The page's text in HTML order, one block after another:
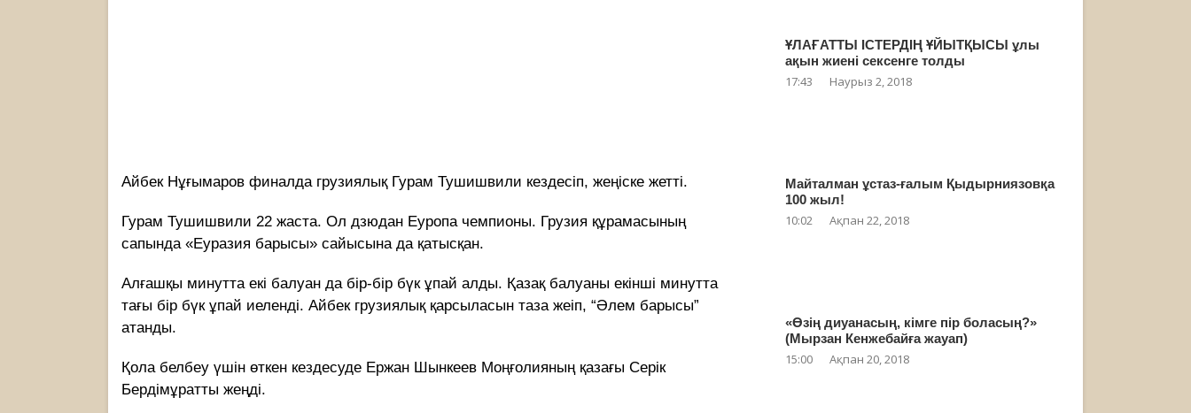
Айбек Нұғымаров финалда грузиялық Гурам Тушишвили кездесіп, жеңіске жетті.
Гурам Тушишвили 22 жаста. Ол дзюдан Еуропа чемпионы. Грузия құрамасының
сапында «Еуразия барысы» сайысына да қатысқан.
Алғашқы минутта екі балуан да бір-бір бүк ұпай алды. Қазақ балуаны екінші минутта
тағы бір бүк ұпай иеленді. Айбек грузиялық қарсыласын таза жеіп, “Әлем барысы”
атанды.
Қола белбеу үшін өткен кездесуде Ержан Шынкеев Моңғолияның қазағы Серік
Бердімұратты жеңді.
ҰЛАҒАТТЫ ІСТЕРДІҢ ҰЙЫТҚЫСЫ ұлы
ақын жиені сексенге толды
17:43 Наурыз 2, 2018
Майталман ұстаз-ғалым Қыдырниязовқа
100 жыл!
10:02 Ақпан 22, 2018
«Өзің диуанасың, кімге пір боласың?»
(Мырзан Кенжебайға жауап)
15:00 Ақпан 20, 2018